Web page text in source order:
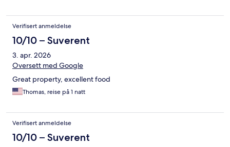
Verifisert anmeldelse
10/10 – Suverent
3. apr. 2026
Oversett med Google
Great property, excellent food
Thomas, reise på 1 natt
Verifisert anmeldelse
10/10 – Suverent